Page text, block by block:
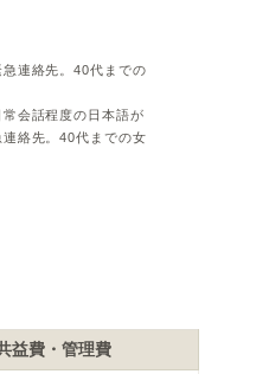
連絡先。40代までの
会話程度の日本語が
絡先。40代までの女
益費・管理費